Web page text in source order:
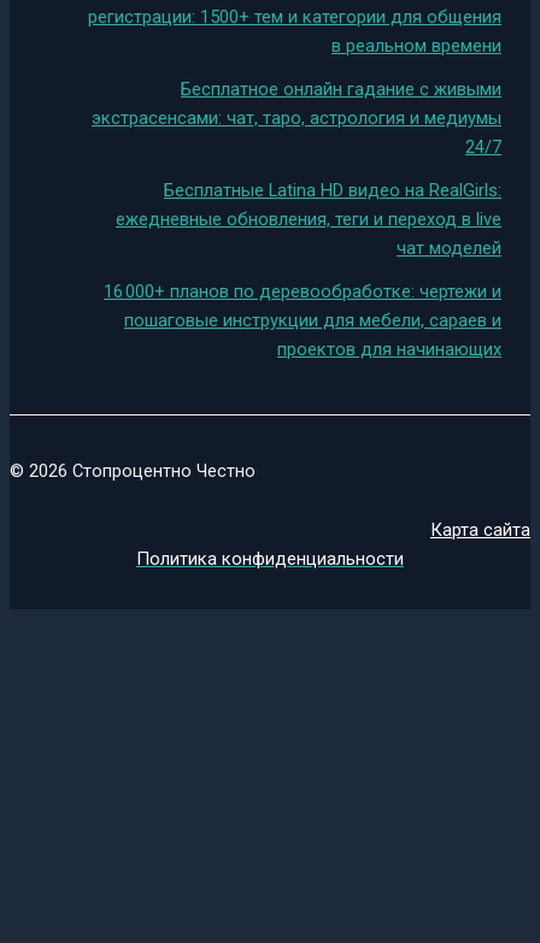
регистрации: 1500+ тем и категории для общения
в реальном времени
Бесплатное онлайн гадание с живыми
экстрасенсами: чат, таро, астрология и медиумы
24/7
Бесплатные Latina HD видео на RealGirls:
ежедневные обновления, теги и переход в live
чат моделей
16 000+ планов по деревообработке: чертежи и
пошаговые инструкции для мебели, сараев и
проектов для начинающих
© 2026 Стопроцентно Честно
Карта сайта
Политика конфиденциальности